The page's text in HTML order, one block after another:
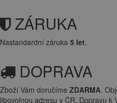
ZÁRUKA
Nastandardní záruka 5 let.
DOPRAVA
Zboží Vám doručíme ZDARMA.
libovolnou adresu v ČR. Dopravu k